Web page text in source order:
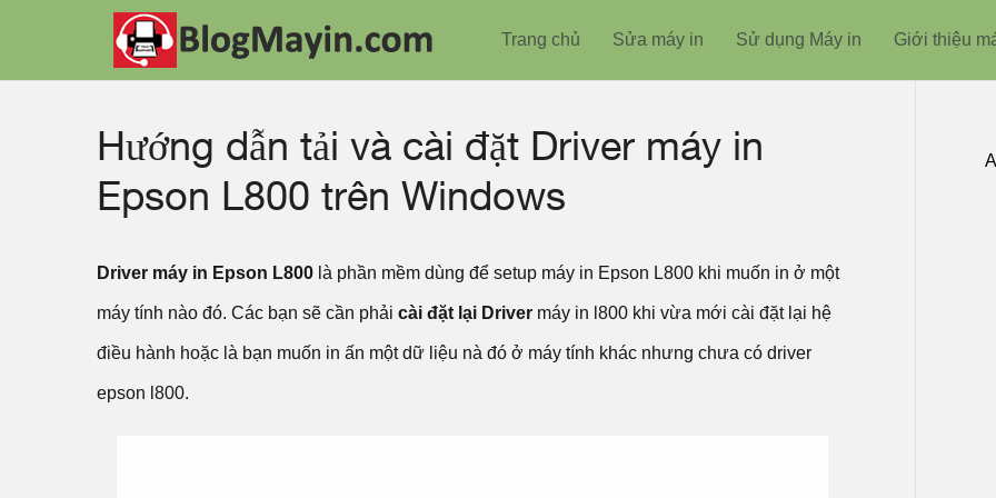
Trang chủ Sửa máy in Sử dụng Máy in Giới thiệu
Hướng dẫn tải và cài đặt Driver máy in
Epson L800 trên Windows
Driver máy in Epson L800 là phần mềm dùng để setup máy in Epson L800 khi muốn in ở một
máy tính nào đó. Các bạn sẽ cần phải cài đặt lại Driver máy in l800 khi vừa mới cài đặt lại hệ
điều hành hoặc là bạn muốn in ấn một dữ liệu nà đó ở máy tính khác nhưng chưa có driver
epson l800.